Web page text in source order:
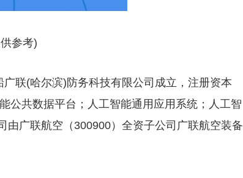
参考)
联(哈尔滨)防务科技有限公司成立，注册资本
公共数据平台；人工智能通用应用系统；人工智
广联航空（300900）全资子公司广联航空装备